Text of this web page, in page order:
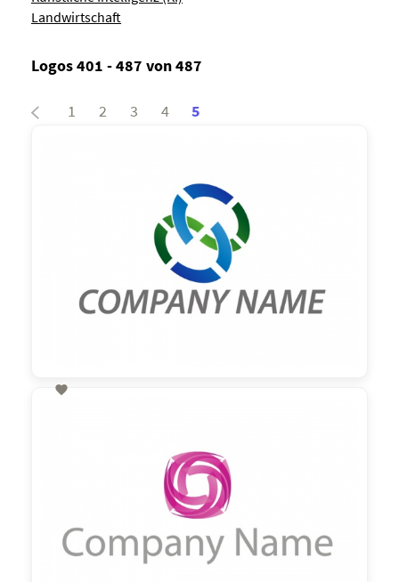
Landwirtschaft
Logos 401 - 487 von 487
1 2 3 4 5
